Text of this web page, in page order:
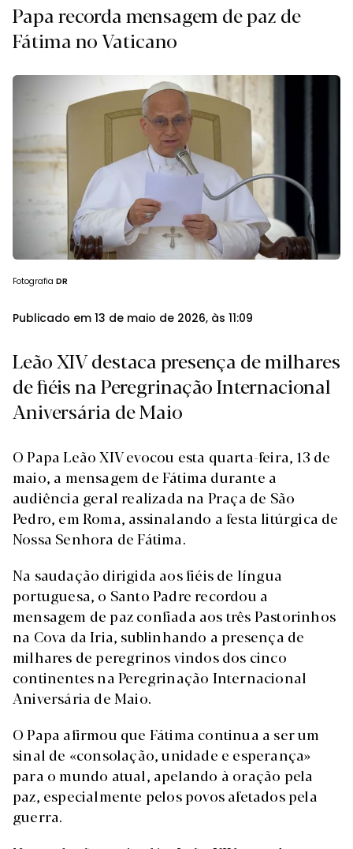
Papa recorda mensagem de paz de
Fátima no Vaticano
Fotografia DR
Publicado em 13 de maio de 2026, às 11:09
Leão XIV destaca presença de milhares
de fiéis na Peregrinação Internacional
Aniversária de Maio
O Papa Leão XIV evocou esta quarta-feira, 13 de
maio, a mensagem de Fátima durante a
audiência geral realizada na Praça de São
Pedro, em Roma, assinalando a festa litúrgica de
Nossa Senhora de Fátima.
Na saudação dirigida aos fiéis de língua
portuguesa, o Santo Padre recordou a
mensagem de paz confiada aos três Pastorinhos
na Cova da Iria, sublinhando a presença de
milhares de peregrinos vindos dos cinco
continentes na Peregrinação Internacional
Aniversária de Maio.
O Papa afirmou que Fátima continua a ser um
sinal de «consolação, unidade e esperança»
para o mundo atual, apelando à oração pela
paz, especialmente pelos povos afetados pela
guerra.